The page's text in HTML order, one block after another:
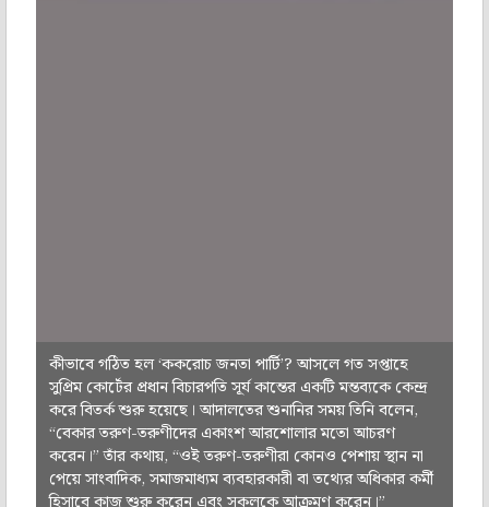
কীভাবে গঠিত হল ‘ককরোচ জনতা পার্টি’? আসলে গত সপ্তাহে
সুপ্রিম কোর্টের প্রধান বিচারপতি সূর্য কান্তের একটি মন্তব্যকে কেন্দ্র
করে বিতর্ক শুরু হয়েছে। আদালতের শুনানির সময় তিনি বলেন,
“বেকার তরুণ-তরুণীদের একাংশ আরশোলার মতো আচরণ
করেন।” তাঁর কথায়, “ওই তরুণ-তরুণীরা কোনও পেশায় স্থান না
পেয়ে সাংবাদিক, সমাজমাধ্যম ব্যবহারকারী বা তথ্যের অধিকার কর্মী